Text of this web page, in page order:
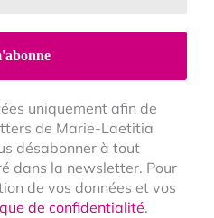
uniquement afin de
de Marie-Laetitia
désabonner à tout
dans la newsletter. Pour
de vos données et vos
de confidentialité.